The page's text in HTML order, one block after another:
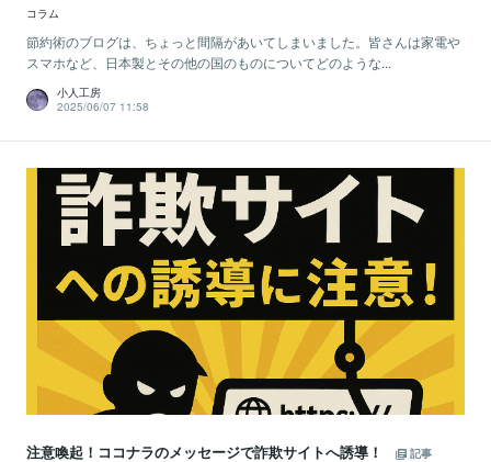
コラム
節約術のブログは、ちょっと間隔があいてしまいました。皆さんは家電や
スマホなど、日本製とその他の国のものについてどのような...
小人工房
2025/06/07 11:58
注意喚起！ココナラのメッセージで詐欺サイトへ誘導！
記事